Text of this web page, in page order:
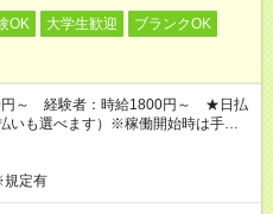
OK 大学生歓迎
ブランクOK
円～ 経験者：時給1800円～ ★日払
いも選べます）※稼働開始時は手続き
ます。
定有